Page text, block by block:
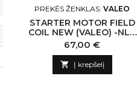
PREKĖS ŽENKLAS:VALEO
STARTER MOTOR FIELD
COIL NEW (VALEO) -NLP
N132960 VALEO-CN
Kaina
67,00 €
 Į krepšelį